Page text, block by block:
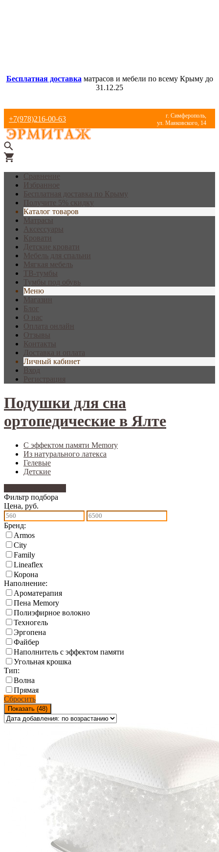
Бесплатная доставка матрасов и мебели по всему Крыму до
31.12.25
+7(978)216-00-63
г. Симферополь,
ул. Маяковского, 14
Сравнение
Избранное
Бесплатная доставка по Крыму
Получите 5% скидку
Каталог товаров
Матрасы
Аксессуары
Кровати
Детские кровати
Мебель для спальни
Мягкая мебель
ТВ-тумбы
Тумбы под обувь
Меню
Магазин
Блог
О нас
Оплата онлайн
Отзывы
Контакты
Доставка и оплата
Личный кабинет
Вход
Регистрация
Подушки для сна
ортопедические в Ялте
С эффектом памяти Memory
Из натурального латекса
Гелевые
Детские
Фильтр подбора
Цена, руб.
Бренд:
Armos
City
Family
Lineaflex
Корона
Наполнение:
Ароматерапия
Пена Memory
Полиэфирное волокно
Техногель
Эргопена
Файбер
Наполнитель с эффектом памяти
Угольная крошка
Тип:
Волна
Прямая
Сбросить
Показать (48)